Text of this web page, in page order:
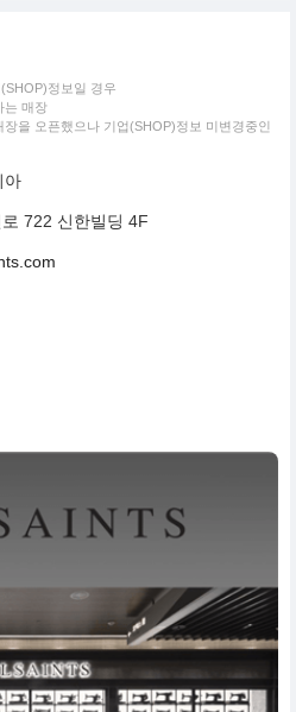
정보일 경우
는 매장
을 오픈했으나 기업(SHOP)정보 미변경중인
아
722 신한빌딩 4F